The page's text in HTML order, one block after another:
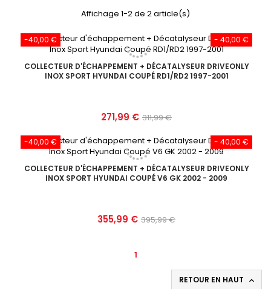
Affichage 1-2 de 2 article(s)
- 40,00 €
-40,00 €
COLLECTEUR D'ÉCHAPPEMENT + DÉCATALYSEUR DRIVEONLY
INOX SPORT HYUNDAI COUPÉ RD1/RD2 1997-2001
Prix
271,99 € Prix
base
311,99 €
- 40,00 €
-40,00 €
COLLECTEUR D'ÉCHAPPEMENT + DÉCATALYSEUR DRIVEONLY
INOX SPORT HYUNDAI COUPÉ V6 GK 2002 - 2009
Prix
355,99 € Prix
395,99 €
1
RETOUR EN HAUT 